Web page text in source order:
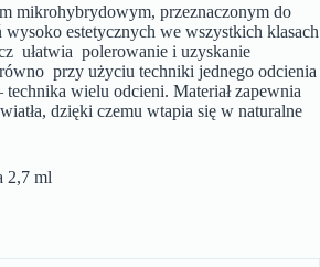
mikrohybrydowym, przeznaczonym do
estetycznych we wszystkich klasach
ułatwia polerowanie i uzyskanie
przy użyciu techniki jednego odcienia
wielu odcieni. Materiał zapewnia
dzięki czemu wtapia się w naturalne
2,7 ml